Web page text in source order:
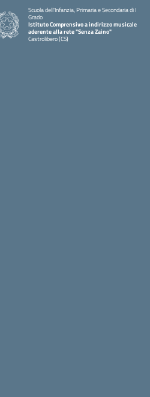
Scuola dell'Infanzia, Primaria e Secondaria di I
Grado
Istituto Comprensivo a indirizzo musicale
aderente alla rete "Senza Zaino"
Castrolibero (CS)